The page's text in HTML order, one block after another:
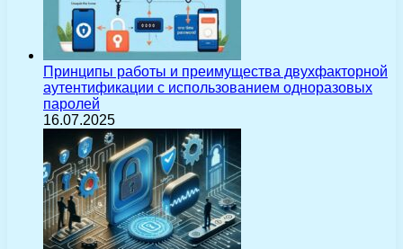
Принципы работы и преимущества двухфакторной
аутентификации с использованием одноразовых
паролей
16.07.2025